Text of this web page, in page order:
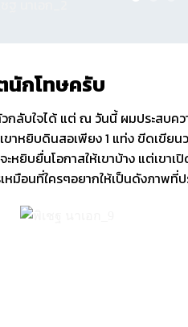
นักโทษครับ
ลับใจได้ แต่ ณ วันนี้ ผมประสบค
ขาหยิบดินสอเพียง 1 แท่ง ขีดเขีย
ยิบยื่นโอกาสให้เขาบ้าง แต่เขาเ
มือนที่ใครๆอยากให้เป็นดังภาพที่